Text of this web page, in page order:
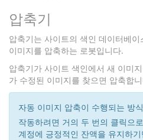
압축기
압축기는 사이트의 색인 데이터베
이미지를 압축하는 로봇입니다.
압축기가 사이트 색인에서 새 이미
가 수정된 이미지를 찾으면 압축합
자동 이미지 압축이 수행되는 방
작동하려면 거의 두 번의 클릭으
계정에 긍정적인 잔액을 유지하